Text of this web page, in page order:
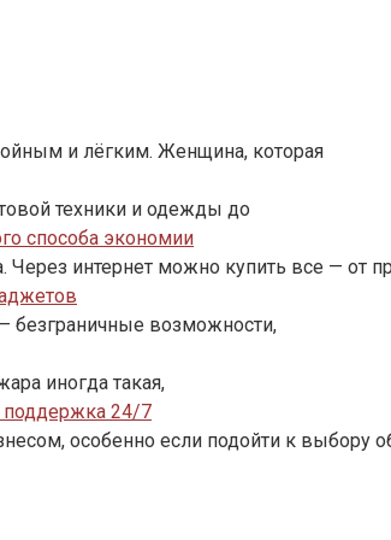
и лёгким. Женщина, которая
техники и одежды до
способа экономии
интернет можно купить все — от
безграничные возможности,
иногда такая,
поддержка 24/7
особенно если подойти к выбору